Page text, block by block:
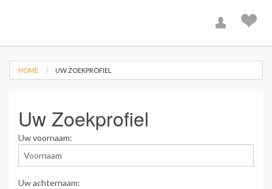
HOME UW ZOEKPROFIEL
Uw Zoekprofiel
Uw voornaam:
Uw achternaam: